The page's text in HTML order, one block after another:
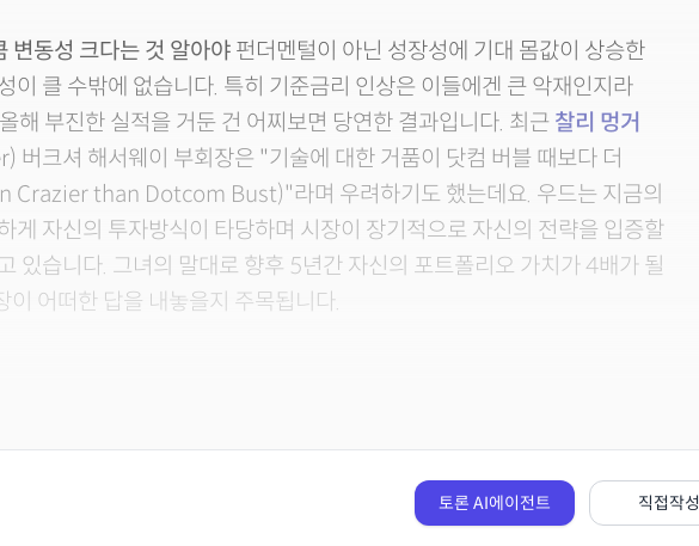
변동성 크다는 것 알아야 펀더멘털이 아닌 성장성에 기대 몸값이 상승한
이 클 수밖에 없습니다. 특히 기준금리 인상은 이들에겐 큰 악재인지라
해 부진한 실적을 거둔 건 어찌보면 당연한 결과입니다. 최근 찰리 멍거
버크셔 해서웨이 부회장은 "기술에 대한 거품이 닷컴 버블 때보다 더
Crazier than Dotcom Bust)"라며 우려하기도 했는데요. 우드는 지금의
게 자신의 투자방식이 타당하며 시장이 장기적으로 자신의 전략을 입증할
있습니다. 그녀의 말대로 향후 5년간 자신의 포트폴리오 가치가 4배가 될
이 어떠한 답을 내놓을지 주목됩니다.
토론 AI에이전트 직접작성